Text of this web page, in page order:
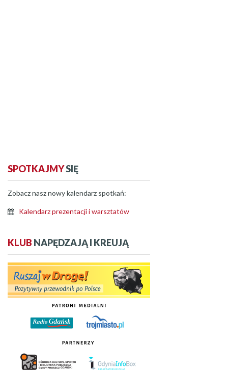
SPOTKAJMYSIĘ
Zobacz nasz nowy kalendarz spotkań:
Kalendarz prezentacji i warsztatów
KLUB NAPĘDZAJĄ I KREUJĄ